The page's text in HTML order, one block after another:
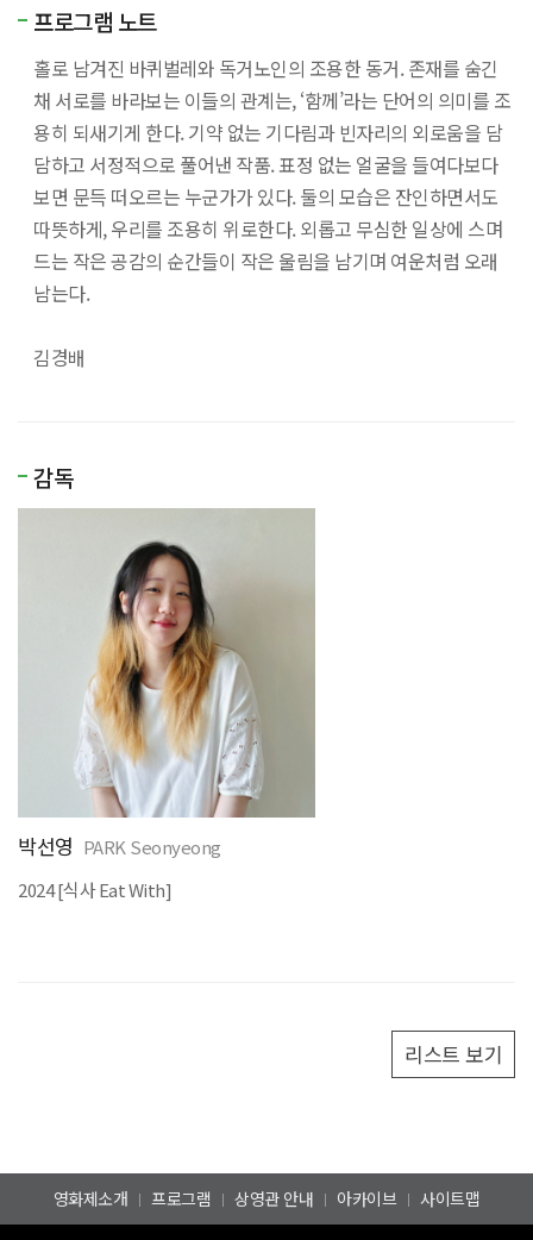
프로그램 노트
홀로 남겨진 바퀴벌레와 독거노인의 조용한 동거. 존재를 숨긴
채 서로를 바라보는 이들의 관계는, ‘함께’라는 단어의 의미를 조
용히 되새기게 한다. 기약 없는 기다림과 빈자리의 외로움을 담
담하고 서정적으로 풀어낸 작품. 표정 없는 얼굴을 들여다보다
보면 문득 떠오르는 누군가가 있다. 둘의 모습은 잔인하면서도
따뜻하게, 우리를 조용히 위로한다. 외롭고 무심한 일상에 스며
드는 작은 공감의 순간들이 작은 울림을 남기며 여운처럼 오래
남는다.
김경배
감독
박선영 PARK Seonyeong
2024 [식사Eat With]
리스트 보기
영화제소개 프로그램 상영관 안내 아카이브 사이트맵